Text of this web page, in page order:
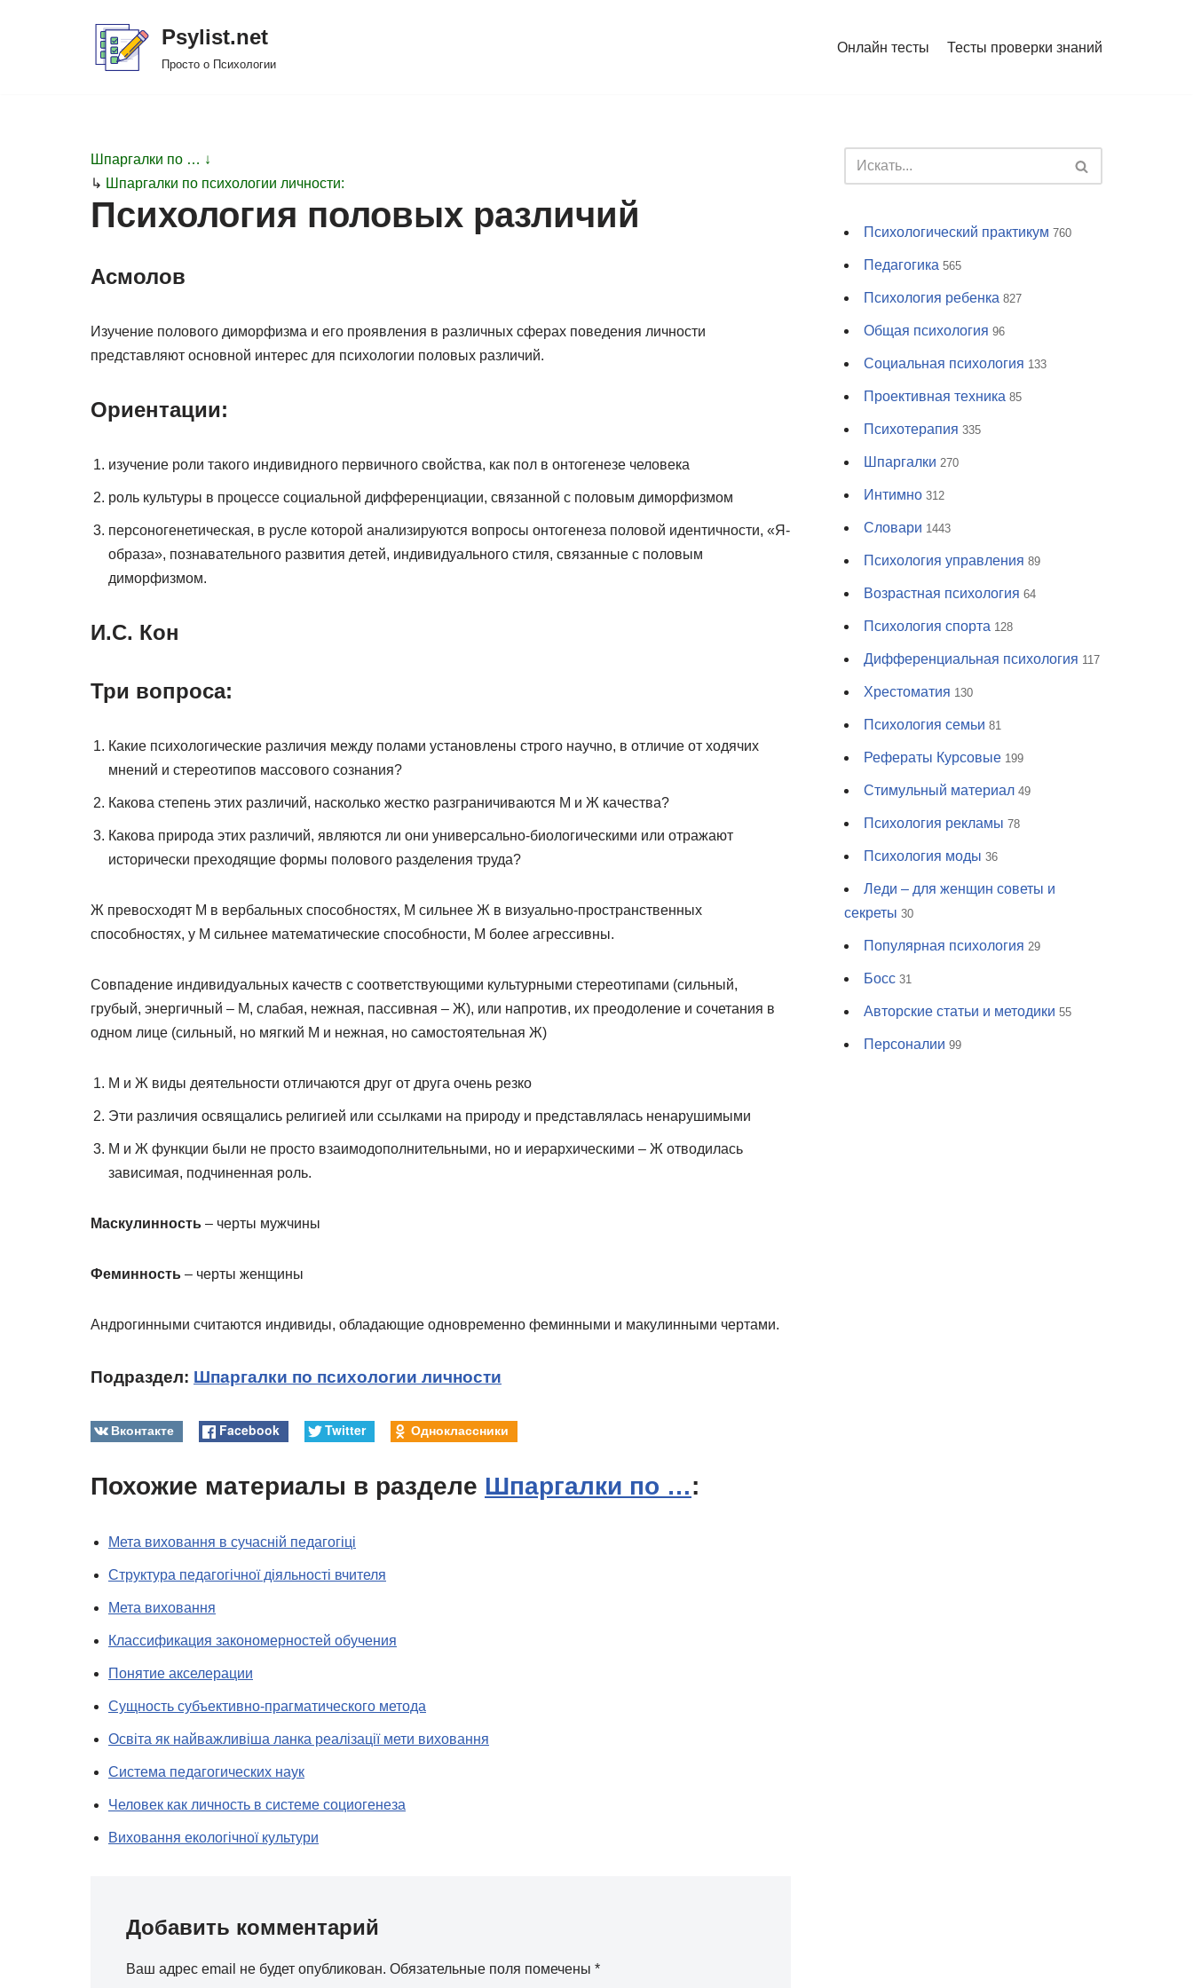
Psylist.net
Просто о Психологии
Онлайн тесты Тесты проверки знаний
Шпаргалки по … ↓
↳ Шпаргалки по психологии личности:
Психология половых различий
Асмолов
Изучение полового диморфизма и его проявления в различных сферах поведения личности
представляют основной интерес для психологии половых различий.
Ориентации:
изучение роли такого индивидного первичного свойства, как пол в онтогенезе человека
роль культуры в процессе социальной дифференциации, связанной с половым диморфизмом
персоногенетическая, в русле которой анализируются вопросы онтогенеза половой идентичности, «Я-
образа», познавательного развития детей, индивидуального стиля, связанные с половым
диморфизмом.
И.С. Кон
Три вопроса:
Какие психологические различия между полами установлены строго научно, в отличие от ходячих
мнений и стереотипов массового сознания?
Какова степень этих различий, насколько жестко разграничиваются М и Ж качества?
Какова природа этих различий, являются ли они универсально-биологическими или отражают
исторически преходящие формы полового разделения труда?
Ж превосходят М в вербальных способностях, М сильнее Ж в визуально-пространственных
способностях, у М сильнее математические способности, М более агрессивны.
Совпадение индивидуальных качеств с соответствующими культурными стереотипами (сильный,
грубый, энергичный – М, слабая, нежная, пассивная – Ж), или напротив, их преодоление и сочетания в
одном лице (сильный, но мягкий М и нежная, но самостоятельная Ж)
М и Ж виды деятельности отличаются друг от друга очень резко
Эти различия освящались религией или ссылками на природу и представлялась ненарушимыми
М и Ж функции были не просто взаимодополнительными, но и иерархическими – Ж отводилась
зависимая, подчиненная роль.
Маскулинность – черты мужчины
Феминность – черты женщины
Андрогинными считаются индивиды, обладающие одновременно феминными и макулинными чертами.
Подраздел: Шпаргалки по психологии личности
Вконтакте Facebook Twitter Одноклассники
Похожие материалы в разделе Шпаргалки по …:
Мета виховання в сучасній педагогіці
Структура педагогічної діяльності вчителя
Мета виховання
Классификация закономерностей обучения
Понятие акселерации
Сущность субъективно-прагматического метода
Освіта як найважливіша ланка реалізації мети виховання
Система педагогических наук
Человек как личность в системе социогенеза
Виховання екологічної культури
Добавить комментарий
Ваш адрес email не будет опубликован. Обязательные поля помечены *
Психологический практикум 760
Педагогика 565
Психология ребенка 827
Общая психология 96
Социальная психология 133
Проективная техника 85
Психотерапия 335
Шпаргалки 270
Интимно 312
Словари 1443
Психология управления 89
Возрастная психология 64
Психология спорта 128
Дифференциальная психология 117
Хрестоматия 130
Психология семьи 81
Рефераты Курсовые 199
Стимульный материал 49
Психология рекламы 78
Психология моды 36
Леди – для женщин советы и
секреты 30
Популярная психология 29
Босс 31
Авторские статьи и методики 55
Персоналии 99